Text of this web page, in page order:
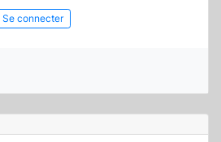
Se connecter